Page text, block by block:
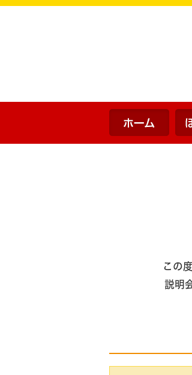
ホーム
この
説明